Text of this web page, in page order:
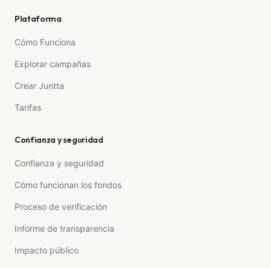
Plataforma
Cómo Funciona
Explorar campañas
Crear Juntta
Tarifas
Confianza y seguridad
Confianza y seguridad
Cómo funcionan los fondos
Proceso de verificación
Informe de transparencia
Impacto público